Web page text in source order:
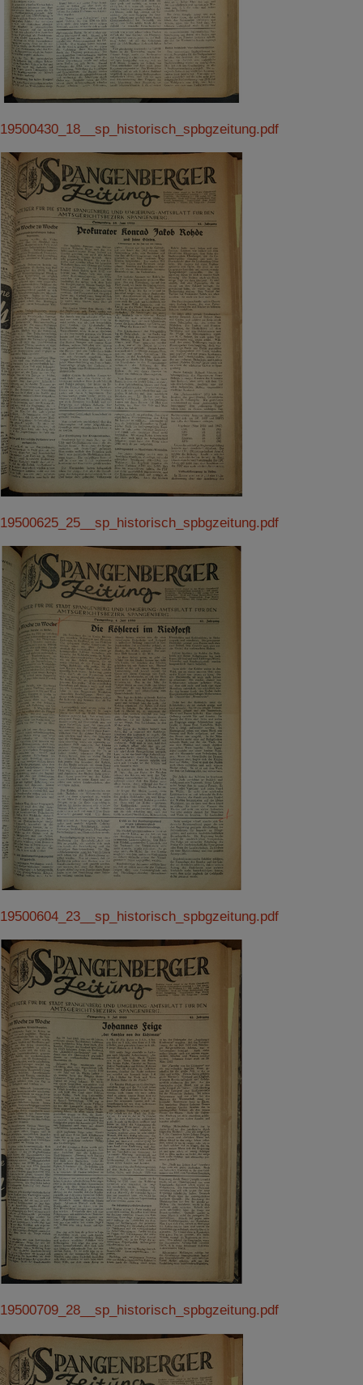
19500430_18__sp_historisch_spbgzeitung.pdf
19500625_25__sp_historisch_spbgzeitung.pdf
19500604_23__sp_historisch_spbgzeitung.pdf
19500709_28__sp_historisch_spbgzeitung.pdf